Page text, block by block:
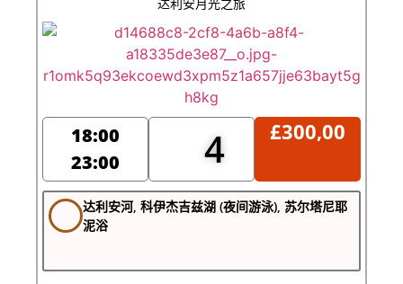
达利安月光之旅
18:00
23:00
4 £300,00
达利安河, 科伊杰吉兹湖 (夜间游泳), 苏尔塔尼耶
泥浴